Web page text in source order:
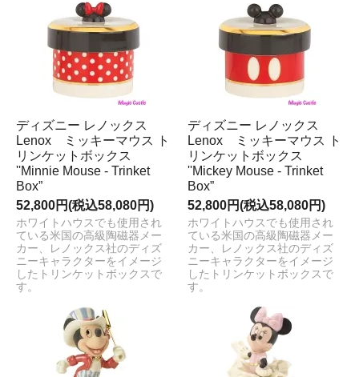
ディズニー レノックス
Lenox ミッキーマウス ト
リンケットボックス
''Minnie Mouse - Trinket
Box”
52,800円(税込58,080円)
ホワイトハウスでも使用され
ている米国の高級陶磁器メー
カー、レノックス社のディズ
ニーキャラクターをイメージ
したトリンケットボックスで
す。
ディズニー レノックス
Lenox ミッキーマウス ト
リンケットボックス
''Mickey Mouse - Trinket
Box”
52,800円(税込58,080円)
ホワイトハウスでも使用され
ている米国の高級陶磁器メー
カー、レノックス社のディズ
ニーキャラクターをイメージ
したトリンケットボックスで
す。